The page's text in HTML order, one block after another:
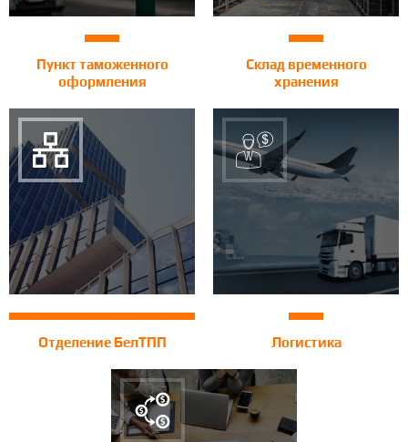
Пункт таможенного
оформления
Склад временного
хранения
Отделение БелТПП Логистика